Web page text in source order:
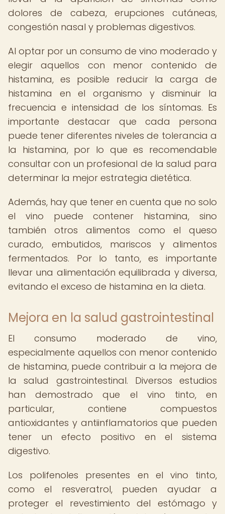
dolores de cabeza, erupciones cutáneas,
congestión nasal y problemas digestivos.
Al optar por un consumo de vino moderado y
elegir aquellos con menor contenido de
histamina, es posible reducir la carga de
histamina en el organismo y disminuir la
frecuencia e intensidad de los síntomas. Es
importante destacar que cada persona
puede tener diferentes niveles de tolerancia a
la histamina, por lo que es recomendable
consultar con un profesional de la salud para
determinar la mejor estrategia dietética.
Además, hay que tener en cuenta que no solo
el vino puede contener histamina, sino
también otros alimentos como el queso
curado, embutidos, mariscos y alimentos
fermentados. Por lo tanto, es importante
llevar una alimentación equilibrada y diversa,
evitando el exceso de histamina en la dieta.
Mejora en la salud gastrointestinal
El consumo moderado de vino,
especialmente aquellos con menor contenido
de histamina, puede contribuir a la mejora de
la salud gastrointestinal. Diversos estudios
han demostrado que el vino tinto, en
particular, contiene compuestos
antioxidantes y antiinflamatorios que pueden
tener un efecto positivo en el sistema
digestivo.
Los polifenoles presentes en el vino tinto,
como el resveratrol, pueden ayudar a
proteger el revestimiento del estómago y